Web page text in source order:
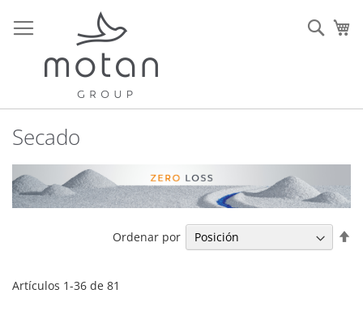
al
contenido
Secado
Artículos 1-36 de 81
Ordenar por